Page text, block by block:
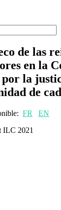
de las
en la
la
de
FR EN